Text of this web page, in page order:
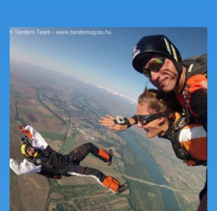
Tandemugrás Millennium Tandem Team